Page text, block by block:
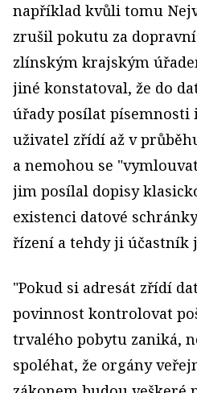
například kvůli tomu
zrušil pokutu za
zlínským krajským
jiné konstatoval, že do
úřady posílat písemnosti
uživatel zřídí až v
a nemohou se
jim posílal dopisy
existenci datové
řízení a tehdy ji účastník
"Pokud si adresát zřídí
povinnost kontrolovat
trvalého pobytu zaniká,
spoléhat, že orgány